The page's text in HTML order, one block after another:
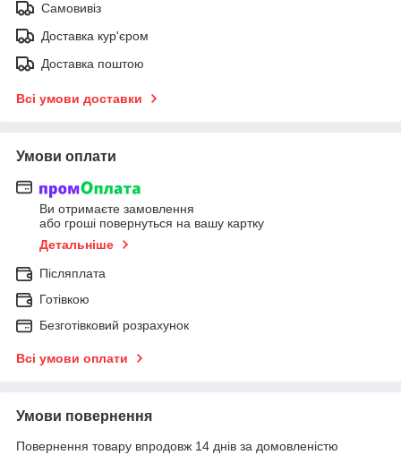
Самовивіз
Доставка кур'єром
Доставка поштою
Всі умови доставки
Умови оплати
Ви отримаєте замовлення
або гроші повернуться на вашу картку
Детальніше
Післяплата
Готівкою
Безготівковий розрахунок
Всі умови оплати
Умови повернення
Повернення товару впродовж 14 днів за домовленістю